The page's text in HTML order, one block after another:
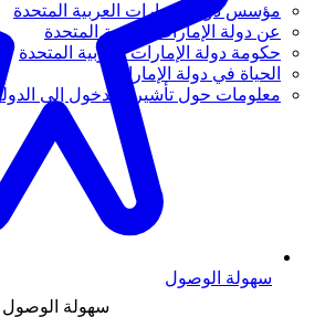
مؤسس دولة الإمارات العربية المتحدة
عن دولة الإمارات العربية المتحدة
حكومة دولة الإمارات العربية المتحدة
الحياة في دولة الإمارات
معلومات حول تأشيرة الدخول إلى الدولة
سهولة الوصول
سهولة الوصول